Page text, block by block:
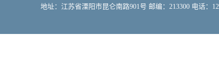
地址：江苏省溧阳市昆仑南路901号 邮编：213300 电话：